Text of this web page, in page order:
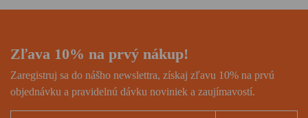
Zľava 10% na prvý nákup!
Zaregistruj sa do nášho newslettra, získaj zľavu 10% na prvú
objednávku a pravidelnú dávku noviniek a zaujímavostí.